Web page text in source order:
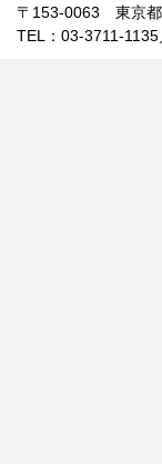
〒153-0063 東京
TEL：03-3711-